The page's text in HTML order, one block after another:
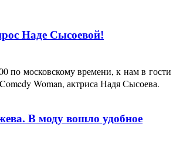
Наде Сысоевой!
по московскому времени, к нам в гости
Woman, актриса Надя Сысоева.
В моду вошло удобное